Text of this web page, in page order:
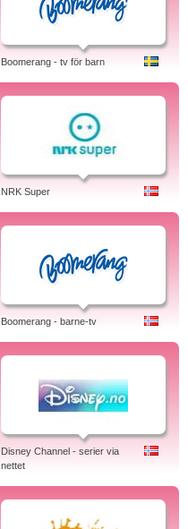
Boomerang - tv för barn
NRK Super
Boomerang - barne-tv
Disney Channel - serier via
nettet